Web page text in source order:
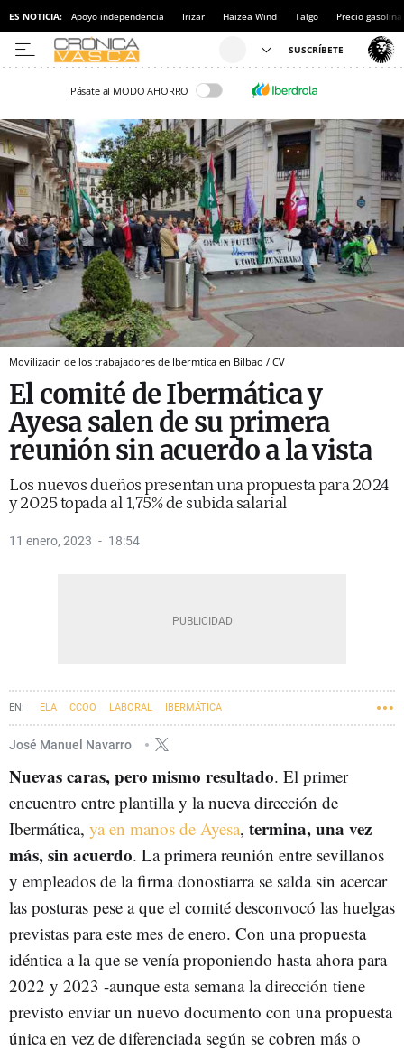
ES NOTICIA: Apoyo independencia Irizar Haizea Wind Talgo Precio gasolina
Pásate al MODO AHORRO
Movilizacin de los trabajadores de Ibermtica en Bilbao / CV
El comité de Ibermática y
Ayesa salen de su primera
reunión sin acuerdo a la vista
Los nuevos dueños presentan una propuesta para 2024
y 2025 topada al 1,75% de subida salarial
11 enero, 2023 18:54
ELA CCOO LABORAL IBERMÁTICA
José Manuel Navarro
Nuevas caras, pero mismo resultado. El primer
encuentro entre plantilla y la nueva dirección de
Ibermática, ya en manos de Ayesa, termina, una vez
más, sin acuerdo. La primera reunión entre sevillanos
y empleados de la firma donostiarra se salda sin acercar
las posturas pese a que el comité desconvocó las huelgas
previstas para este mes de enero. Con una propuesta
idéntica a la que se venía proponiendo hasta ahora para
2022 y 2023 -aunque esta semana la dirección tiene
previsto enviar un nuevo documento con una propuesta
única en vez de diferenciada según se cobren más o